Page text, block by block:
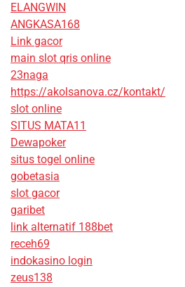
ELANGWIN
ANGKASA168
Link gacor
main slot qris online
23naga
https://akolsanova.cz/kontakt/
slot online
SITUS MATA11
Dewapoker
situs togel online
gobetasia
slot gacor
garibet
link alternatif 188bet
receh69
indokasino login
zeus138